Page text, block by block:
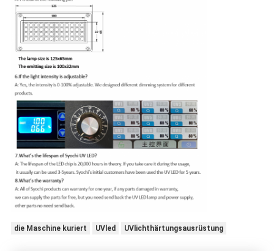
die Maschine kuriert UVled UVlichthärtungsausrüstung